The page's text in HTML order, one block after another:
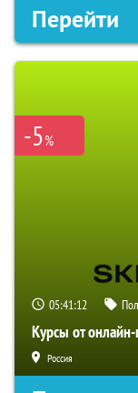
Перейти
-5%
05:41:12
Курсы от
Россия